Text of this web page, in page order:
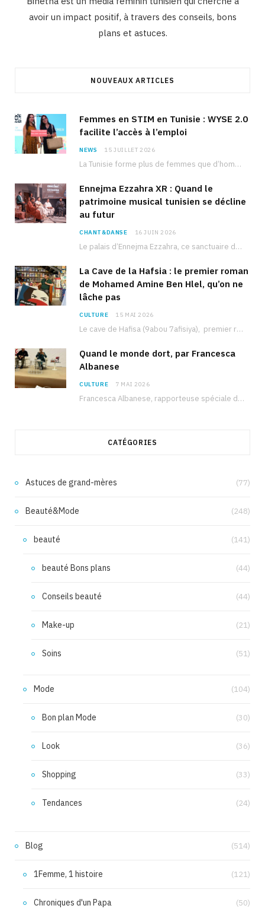
avoir un impact positif, à travers des conseils, bons
plans et astuces.
NOUVEAUX ARTICLES
Femmes en STIM en Tunisie : WYSE 2.0
facilite l’accès à l’emploi
NEWS 15 JUILLET 2026
La Tunisie forme plus de femmes que d’hommes dans les filières scientifiques. Pourtant, pour beaucoup…
Ennejma Ezzahra XR : Quand le
patrimoine musical tunisien se décline
au futur
CHANT&DANSE 16 JUIN 2026
Le palais d’Ennejma Ezzahra, ce sanctuaire de la musique tunisienne et méditerranéenne construit par le…
La Cave de la Hafsia : le premier roman
de Mohamed Amine Ben Hlel, qu’on ne
lâche pas
CULTURE 15 MAI 2026
Le cave de Hafisa (9abou 7afisiya), premier roman du journaliste tunisien Mohamed Amine Ben Hlel,…
Quand le monde dort, par Francesca
Albanese
CULTURE 7 MAI 2026
Francesca Albanese, rapporteuse spéciale de l’ONU sur les territoires palestiniens occupés, était à Tunis pour…
CATÉGORIES
Astuces de grand-mères (77)
Beauté&Mode (248)
beauté (141)
beauté Bons plans (44)
Conseils beauté (44)
Make-up (21)
Soins (51)
Mode (104)
Bon plan Mode (30)
Look (36)
Shopping (33)
Tendances (24)
Blog (514)
1Femme, 1 histoire (121)
Chroniques d'un Papa (50)